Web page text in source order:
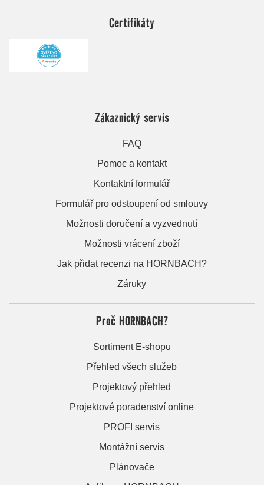
Certifikáty
Zákaznický servis
FAQ
Pomoc a kontakt
Kontaktní formulář
Formulář pro odstoupení od smlouvy
Možnosti doručení a vyzvednutí
Možnosti vrácení zboží
Jak přidat recenzi na HORNBACH?
Záruky
Proč HORNBACH?
Sortiment E-shopu
Přehled všech služeb
Projektový přehled
Projektové poradenství online
PROFI servis
Montážní servis
Plánovače